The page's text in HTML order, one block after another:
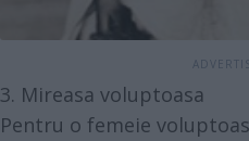
3. Mireasa voluptoasa
Pentru o femeie